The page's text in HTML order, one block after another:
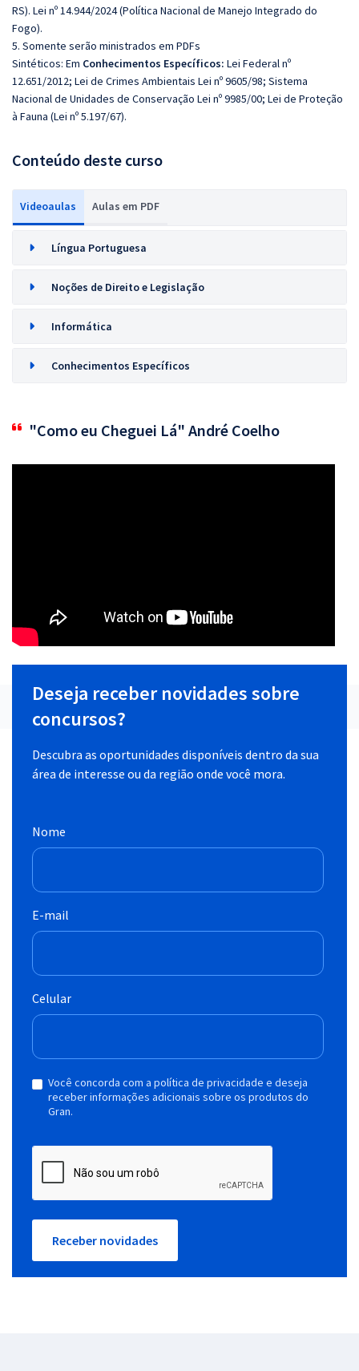
RS). Lei nº 14.944/2024 (Política Nacional de Manejo Integrado do
Fogo).
5. Somente serão ministrados em PDFs
Sintéticos: Em Conhecimentos Específicos: Lei Federal nº
12.651/2012; Lei de Crimes Ambientais Lei nº 9605/98; Sistema
Nacional de Unidades de Conservação Lei nº 9985/00; Lei de Proteção
à Fauna (Lei nº 5.197/67).
Conteúdo deste curso
Videoaulas Aulas em PDF
Língua Portuguesa
Noções de Direito e Legislação
Informática
Conhecimentos Específicos
"Como eu Cheguei Lá" André Coelho
Deseja receber novidades sobre
concursos?
Descubra as oportunidades disponíveis dentro da sua
área de interesse ou da região onde você mora.
Nome
E-mail
Celular
Você concorda com a política de privacidade e deseja
receber informações adicionais sobre os produtos do
Gran.
Receber novidades